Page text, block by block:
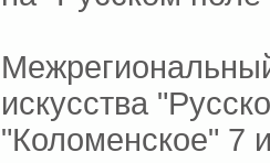
искусства
"Коломенское" 7